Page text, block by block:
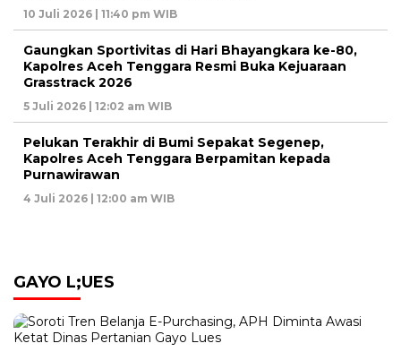
10 Juli 2026 | 11:40 pm WIB
Gaungkan Sportivitas di Hari Bhayangkara ke-80,
Kapolres Aceh Tenggara Resmi Buka Kejuaraan
Grasstrack 2026
5 Juli 2026 | 12:02 am WIB
Pelukan Terakhir di Bumi Sepakat Segenep,
Kapolres Aceh Tenggara Berpamitan kepada
Purnawirawan
4 Juli 2026 | 12:00 am WIB
GAYO L;UES